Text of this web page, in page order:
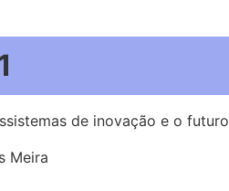
de inovação e o futuro
Meira